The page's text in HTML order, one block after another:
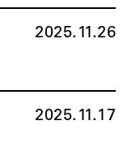
2025.11.26
2025.11.17